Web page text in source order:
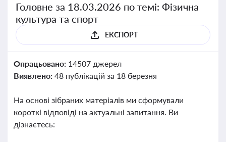
Головне за 18.03.2026 по темі: Фізична
культура та спорт
ЕКСПОРТ
Опрацьовано: 14507 джерел
Виявлено: 48 публікацій за 18 березня
На основі зібраних матеріалів ми сформували
короткі відповіді на актуальні запитання. Ви
дізнаєтесь: